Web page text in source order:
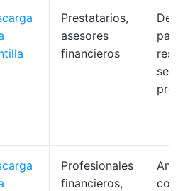
Prestatarios,
asesores
financieros
Profesionales
financieros,